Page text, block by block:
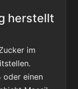
herstellt
im
oder einen